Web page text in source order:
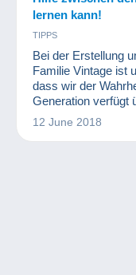
lernen kann!
TIPPS
Bei der Erstellung
Familie Vintage ist
dass wir der
Generation verfügt
mit anderen
12 June 2018